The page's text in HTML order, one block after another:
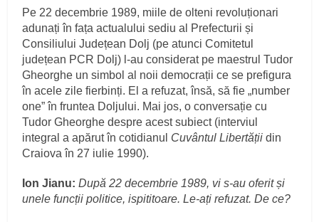
Pe 22 decembrie 1989, miile de olteni revoluționari
adunați în fața actualului sediu al Prefecturii și
Consiliului Județean Dolj (pe atunci Comitetul
județean PCR Dolj) l-au considerat pe maestrul Tudor
Gheorghe un simbol al noii democrații ce se prefigura
în acele zile fierbinți. El a refuzat, însă, să fie „number
one” în fruntea Doljului. Mai jos, o conversație cu
Tudor Gheorghe despre acest subiect (interviul
integral a apărut în cotidianul Cuvântul Libertății din
Craiova în 27 iulie 1990).
Ion Jianu: După 22 decembrie 1989, vi s-au oferit și
unele funcții politice, ispititoare. Le-ați refuzat. De ce?